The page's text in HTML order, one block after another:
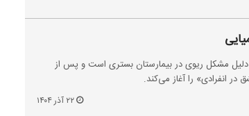
دلیل مشکل ریوی در بیمارستان بستری است و پس از
انفرادی» را آغاز می‌کند.
۲۲ آذر ۱۴۰۴